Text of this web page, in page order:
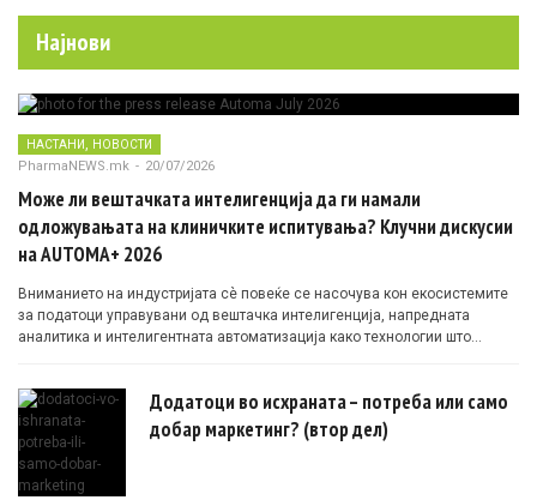
Најнови
НАСТАНИ, НОВОСТИ
PharmaNEWS.mk - 20/07/2026
Може ли вештачката интелигенција да ги намали
одложувањата на клиничките испитувања? Клучни дискусии
на AUTOMA+ 2026
Вниманието на индустријата сè повеќе се насочува кон екосистемите
за податоци управувани од вештачка интелигенција, напредната
аналитика и интелигентната автоматизација како технологии што
Додатоци во исхраната – потреба или само
добар маркетинг? (втор дел)